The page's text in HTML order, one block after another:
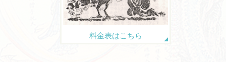
料金表はこちら